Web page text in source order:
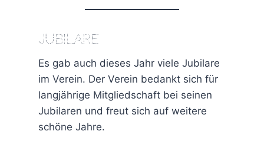
Jubilare
Es gab auch dieses Jahr viele Jubilare
im Verein. Der Verein bedankt sich für
langjährige Mitgliedschaft bei seinen
Jubilaren und freut sich auf weitere
schöne Jahre.